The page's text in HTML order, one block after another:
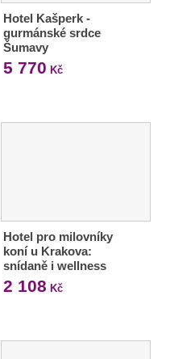
Hotel Kašperk -
gurmánské srdce
Šumavy
5 770 Kč
Hotel pro milovníky
koní u Krakova:
snídaně i wellness
2 108 Kč